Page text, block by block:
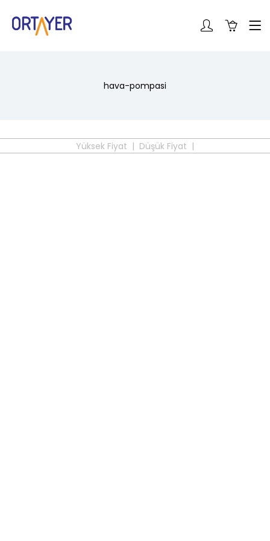
hava-pompasi
Yüksek Fiyat | Düşük Fiyat |